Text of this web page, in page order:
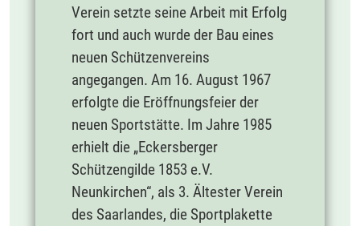
Verein setzte seine Arbeit mit Erfolg
fort und auch wurde der Bau eines
neuen Schützenvereins
angegangen. Am 16. August 1967
erfolgte die Eröffnungsfeier der
neuen Sportstätte. Im Jahre 1985
erhielt die „Eckersberger
Schützengilde 1853 e.V.
Neunkirchen“, als 3. Ältester Verein
des Saarlandes, die Sportplakette